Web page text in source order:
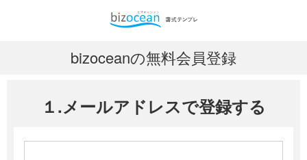
bizoceanの無料会員登録
１.メールアドレスで登録する